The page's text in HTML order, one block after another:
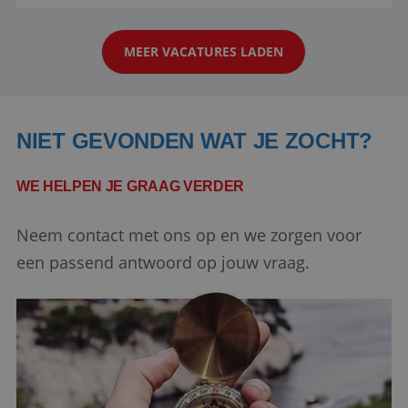
klanten te overtuigen om die droomreis te
boeken! ...
MEER VACATURES LADEN
NIET GEVONDEN WAT JE ZOCHT?
WE HELPEN JE GRAAG VERDER
Neem contact met ons op en we zorgen voor
een passend antwoord op jouw vraag.
Naam
Aanbieder/
Domein
PHPSESSID
PHP.net
Google Privacy Policy